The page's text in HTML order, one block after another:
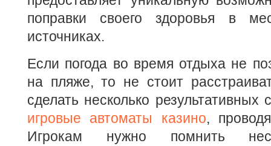
поправки своего здоровья в
источниках.
Если погода во время отдыха не
на пляже, то не стоит
сделать несколько результативных
игровые автоматы казино,
Игрокам нужно помнить